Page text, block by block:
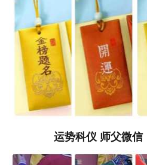
运势科仪 师父微